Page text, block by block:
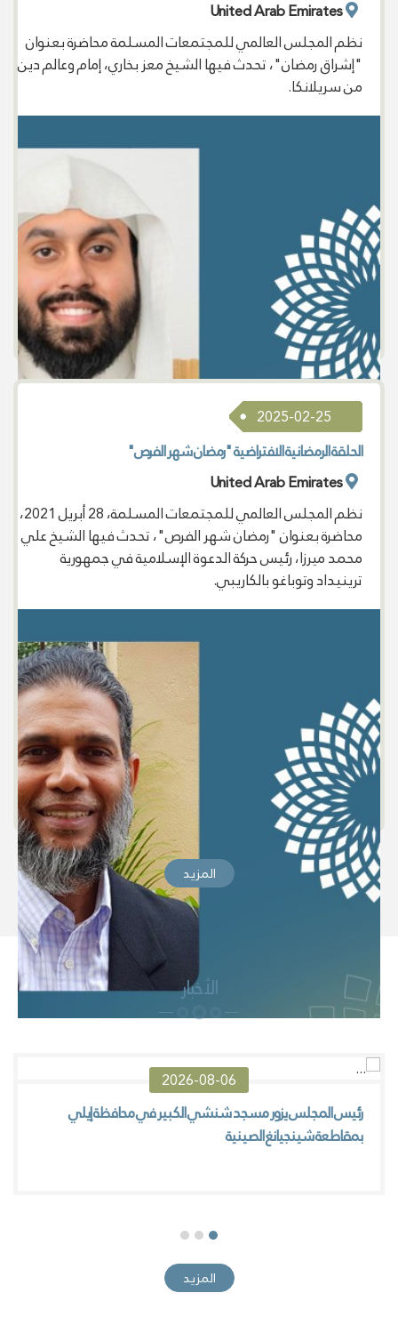
United Arab Emirates
نظم المجلس العالمي للمجتمعات المسلمة محاضرة بعنوان
"إشراق رمضان"، تحدث فيها الشيخ معز بخاري، إمام وعالم دين
من سريلانكا.
2025-02-25
الحلقة الرمضانية الافتراضية "رمضان شهر الفرص"
United Arab Emirates
نظم المجلس العالمي للمجتمعات المسلمة، 28 أبريل 2021،
محاضرة بعنوان "رمضان شهر الفرص"، تحدث فيها الشيخ علي
محمد ميرزا، رئيس حركة الدعوة الإسلامية في جمهورية
ترينيداد وتوباغو بالكاريبي.
المزيد
الأخبار
2026-08-06
رئيس المجلس يزور مسجد شنشي الكبير في محافظة إيلي
بمقاطعة شينجيانغ الصينية
المزيد